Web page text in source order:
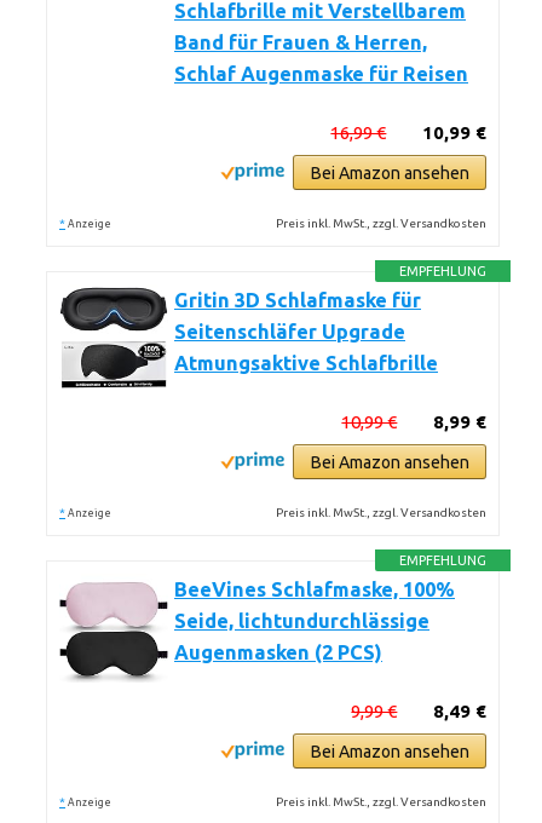
Schlafbrille mit Verstellbarem
Band für Frauen & Herren,
Schlaf Augenmaske für Reisen
10,99 €
16,99 €
Bei Amazon ansehen
* Anzeige Preis inkl. MwSt., zzgl. Versandkosten
EMPFEHLUNG
Gritin 3D Schlafmaske für
Seitenschläfer Upgrade
Atmungsaktive Schlafbrille
8,99 €
10,99 €
Bei Amazon ansehen
* Anzeige Preis inkl. MwSt., zzgl. Versandkosten
EMPFEHLUNG
BeeVines Schlafmaske, 100%
Seide, lichtundurchlässige
Augenmasken (2 PCS)
8,49 €
9,99 €
Bei Amazon ansehen
* Anzeige Preis inkl. MwSt., zzgl. Versandkosten